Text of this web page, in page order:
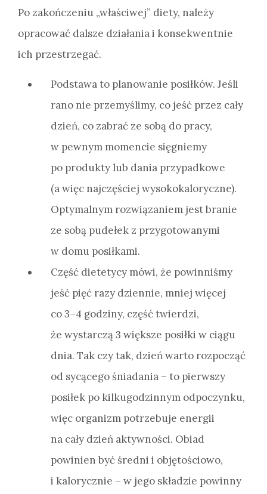
Po zakończeniu „właściwej” diety, należy
opracować dalsze działania i konsekwentnie
ich przestrzegać.
Podstawa to planowanie posiłków. Jeśli
rano nie przemyślimy, co jeść przez cały
dzień, co zabrać ze sobą do pracy,
w pewnym momencie sięgniemy
po produkty lub dania przypadkowe
(a więc najczęściej wysokokaloryczne).
Optymalnym rozwiązaniem jest branie
ze sobą pudełek z przygotowanymi
w domu posiłkami.
Część dietetycy mówi, że powinniśmy
jeść pięć razy dziennie, mniej więcej
co 3–4 godziny, część twierdzi,
że wystarczą 3 większe posiłki w ciągu
dnia. Tak czy tak, dzień warto rozpocząć
od sycącego śniadania – to pierwszy
posiłek po kilkugodzinnym odpoczynku,
więc organizm potrzebuje energii
na cały dzień aktywności. Obiad
powinien być średni i objętościowo,
i kalorycznie – w jego składzie powinny